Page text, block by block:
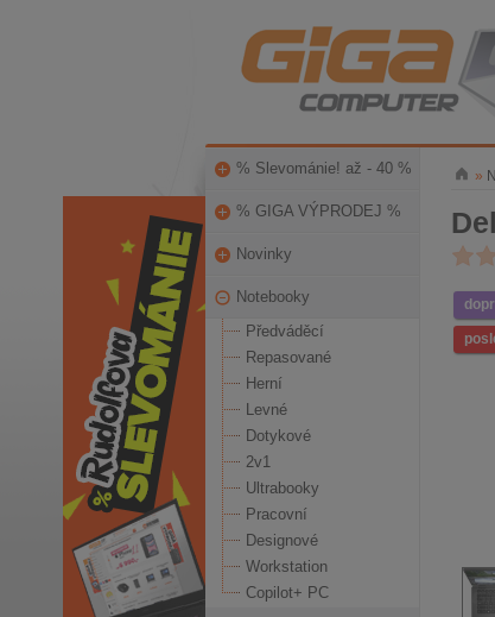
% Slevománie! až - 40 %
% GIGA VÝPRODEJ %
Novinky
Notebooky
Předváděcí
Repasované
Herní
Levné
Dotykové
2v1
Ultrabooky
Pracovní
Designové
Workstation
Copilot+ PC
»